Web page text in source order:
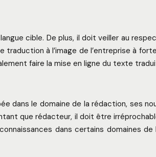
cible. De plus, il doit veiller au
à l’image de l’entreprise à
faire la mise en ligne du texte
dans le domaine de la rédaction, ses
que rédacteur, il doit être
dans certains domaines